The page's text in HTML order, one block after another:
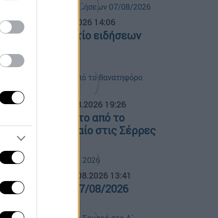
07.08.2026 14:06
δελτίο ειδήσεων
07.08.2026 19:26
ντοκουμέντο από το
τροχαίο στις Σέρρες
07.08.2026 13:41
δελτίο 07/08/2026